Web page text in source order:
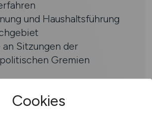
und Haushaltsführung
an Sitzungen der
Gremien
Cookies